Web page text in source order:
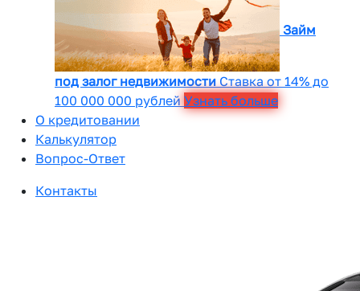
Займ
под залог недвижимости Ставка от 14% до
100 000 000 рублей Узнать больше
О кредитовании
Калькулятор
Вопрос-Ответ
Контакты